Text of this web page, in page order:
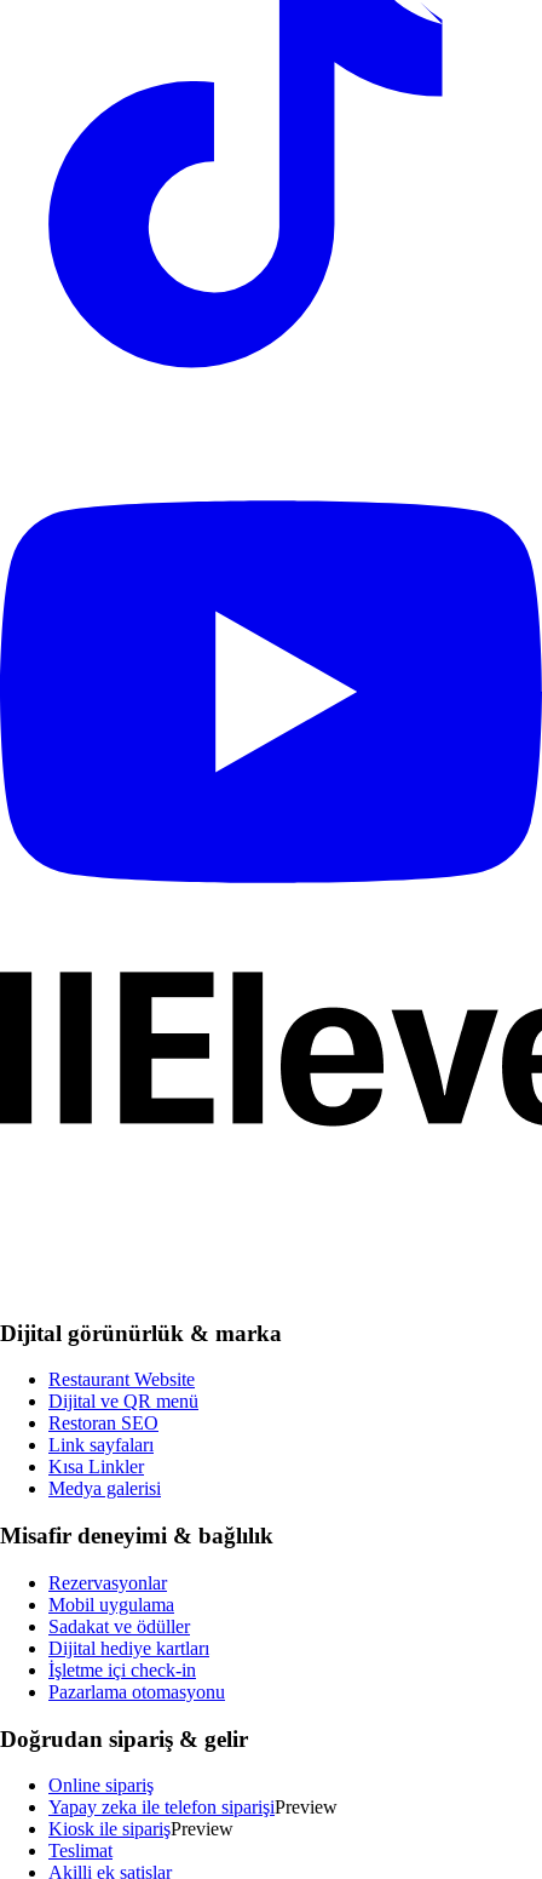
Dijital görünürlük & marka
Restaurant Website
Dijital ve QR menü
Restoran SEO
Link sayfaları
Kısa Linkler
Medya galerisi
Misafir deneyimi & bağlılık
Rezervasyonlar
Mobil uygulama
Sadakat ve ödüller
Dijital hediye kartları
İşletme içi check-in
Pazarlama otomasyonu
Doğrudan sipariş & gelir
Online sipariş
Yapay zeka ile telefon siparişiPreview
Kiosk ile siparişPreview
Teslimat
Akilli ek satislar